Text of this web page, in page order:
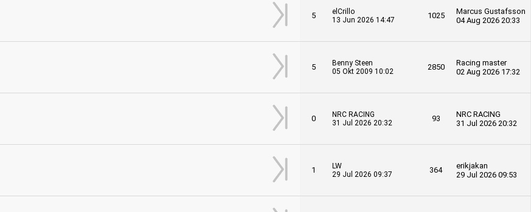
5
elCrillo
13 Jun 2026 14:47
1025
Marcus Gustafsson
04 Aug 2026 20:33
5
Benny Steen
05 Okt 2009 10:02
2850
Racing master
02 Aug 2026 17:32
0
NRC RACING
31 Jul 2026 20:32
93
NRC RACING
31 Jul 2026 20:32
1
LW
29 Jul 2026 09:37
364
erikjakan
29 Jul 2026 09:53